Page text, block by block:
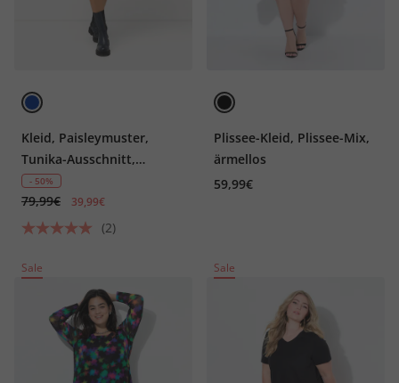
Kleid, Paisleymuster,
Tunika-Ausschnitt,
Langarm
- 50%
79,99€ 39,99€
(2)
Plissee-Kleid, Plissee-Mix,
ärmellos
59,99€
Sale Sale